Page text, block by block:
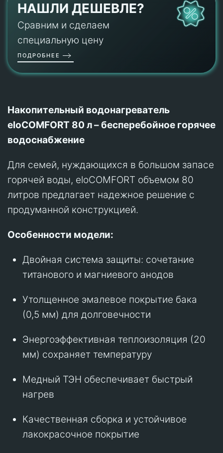
НАШЛИ ДЕШЕВЛЕ?
Сравним и сделаем
специальную цену
ПОДРОБНЕЕ
Накопительный водонагреватель
eloCOMFORT 80 л – бесперебойное горячее
водоснабжение
Для семей, нуждающихся в большом запасе
горячей воды, eloCOMFORT объемом 80
литров предлагает надежное решение с
продуманной конструкцией.
Особенности модели:
Двойная система защиты: сочетание
титанового и магниевого анодов
Утолщенное эмалевое покрытие бака
(0,5 мм) для долговечности
Энергоэффективная теплоизоляция (20
мм) сохраняет температуру
Медный ТЭН обеспечивает быстрый
нагрев
Качественная сборка и устойчивое
лакокрасочное покрытие